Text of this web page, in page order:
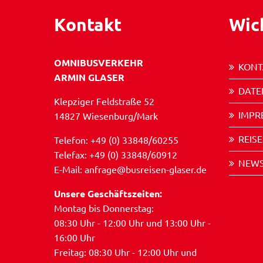
Kontakt
OMNIBUSVERKEHR
ARMIN GLASER
Klepziger Feldstraße 52
14827 Wiesenburg/Mark
Telefon: +49 (0) 33848/60255
Telefax: +49 (0) 33848/60912
E-Mail: anfrage@busreisen-glaser.de
Unsere Geschäftszeiten:
Montag bis Donnerstag:
08:30 Uhr - 12:00 Uhr und 13:00 Uhr -
16:00 Uhr
Freitag: 08:30 Uhr - 12:00 Uhr und